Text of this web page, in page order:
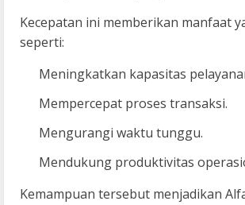
Kecepatan ini memberikan manfaat
seperti:
Meningkatkan kapasitas
Mempercepat proses transaksi.
Mengurangi waktu tunggu.
Mendukung produktivitas
Kemampuan tersebut menjadikan